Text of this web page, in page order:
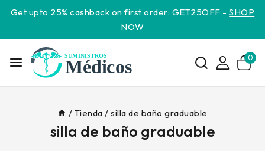
Get upto 25% cashback on first order: GET25OFF -SHOP
NOW
0
/ Tienda / silla de baño graduable
silla de baño graduable